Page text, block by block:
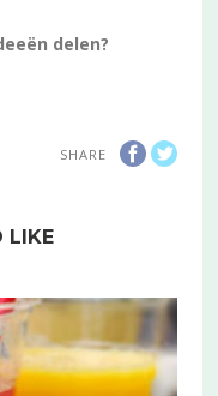
delen?
SHARE
LIKE